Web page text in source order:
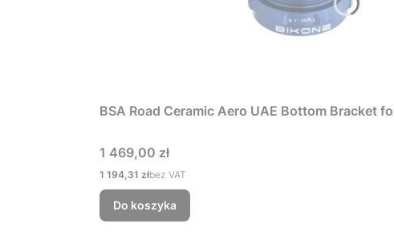
BSA Road Ceramic Aero UAE Bottom Bracket
Cena
1 469,00 zł
Cena
1 194,31 złbez VAT
Do koszyka